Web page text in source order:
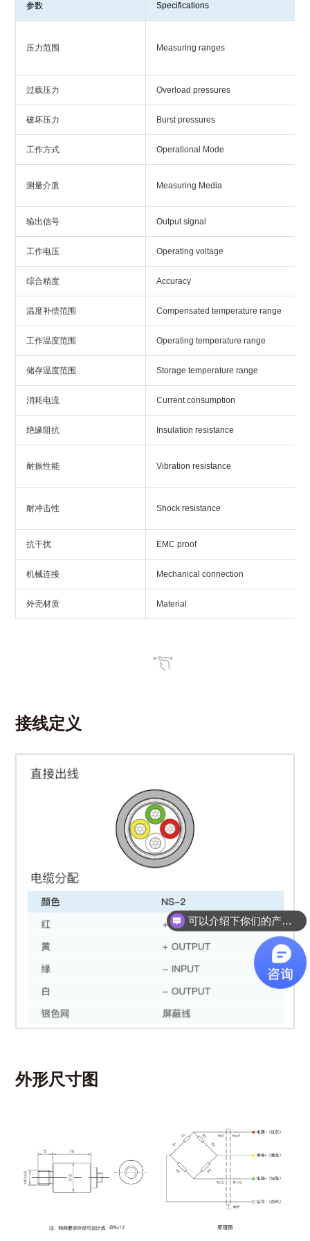
参数 Specifications
压力范围 Measuring ranges
过载压力 Overload pressures
破坏压力 Burst pressures
工作方式 Operational Mode
测量介质 Measuring Media
输出信号 Output signal
工作电压 Operating voltage
综合精度 Accuracy
温度补偿范围 Compensated temperature range
工作温度范围 Operating temperature range
储存温度范围 Storage temperature range
消耗电流 Current consumption
绝缘阻抗 Insulation resistance
耐振性能 Vibration resistance
耐冲击性 Shock resistance
抗干扰 EMC proof
机械连接 Mechanical connection
外壳材质 Material
接线定义
外形尺寸图
可以介绍下你们的产品么？